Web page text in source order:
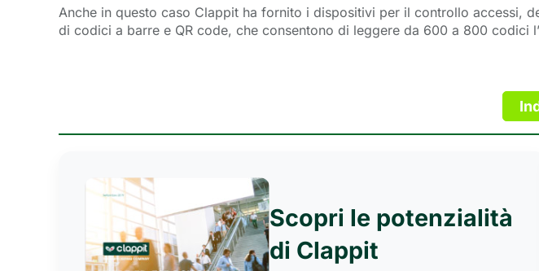
Anche in questo caso Clappit ha fornito i dispositivi per il controllo accessi,
di codici a barre e QR code, che consentono di leggere da 600 a 800 codici
Scopri le potenzialità
di Clappit